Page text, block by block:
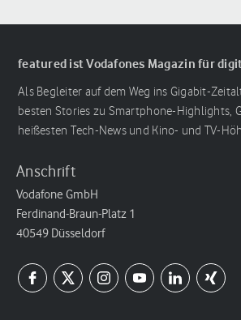
featured ist Vodafones Magazin für
Als Begleiter auf dem Weg ins Gigabit-
besten Stories zu Smartphone-Highlights,
heißesten Tech-News und Kino- und TV-
Anschrift
Vodafone GmbH
Ferdinand-Braun-Platz 1
40549 Düsseldorf